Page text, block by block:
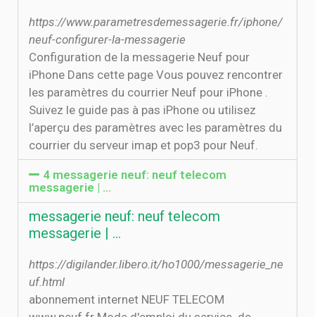
https://www.parametresdemessagerie.fr/iphone/
neuf-configurer-la-messagerie
Configuration de la messagerie Neuf pour
iPhone Dans cette page Vous pouvez rencontrer
les paramètres du courrier Neuf pour iPhone .
Suivez le guide pas à pas iPhone ou utilisez
l’aperçu des paramètres avec les paramètres du
courrier du serveur imap et pop3 pour Neuf.
4 messagerie neuf: neuf telecom
messagerie | …
messagerie neuf: neuf telecom
messagerie | …
https://digilander.libero.it/ho1000/messagerie_ne
uf.html
abonnement internet NEUF TELECOM